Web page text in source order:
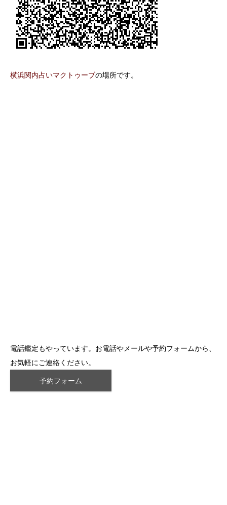
横浜関内占いマクトゥーブの場所です。
電話鑑定もやっています。お電話やメールや予約フォームから、
お気軽にご連絡ください。
予約フォーム